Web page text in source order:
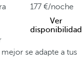
177
/noche
Ver
disponibilidad
se adapte a tus